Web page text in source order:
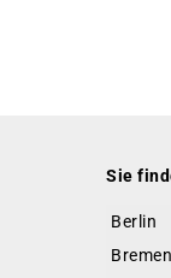
Sie
Berlin
Bremen